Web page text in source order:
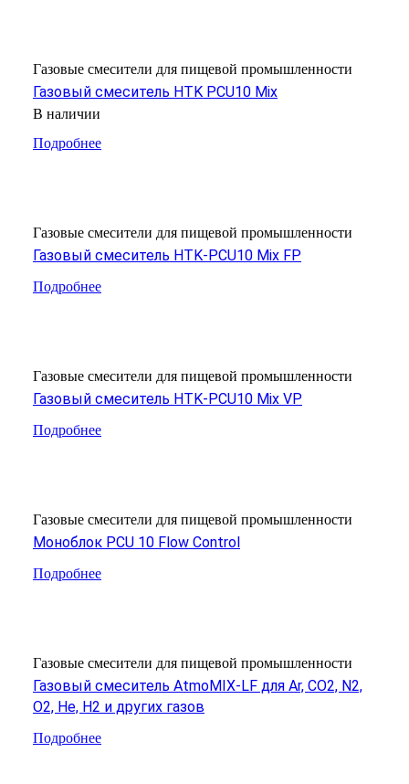
Газовые смесители для пищевой промышленности
Газовый смеситель HTK PCU10 Mix
В наличии
Подробнее
Газовые смесители для пищевой промышленности
Газовый смеситель HTK-PCU10 Mix FP
Подробнее
Газовые смесители для пищевой промышленности
Газовый смеситель HTK-PCU10 Mix VP
Подробнее
Газовые смесители для пищевой промышленности
Моноблок PCU 10 Flow Control
Подробнее
Газовые смесители для пищевой промышленности
Газовый смеситель AtmoMIX-LF для Ar, CO2, N2,
O2, He, H2 и других газов
Подробнее